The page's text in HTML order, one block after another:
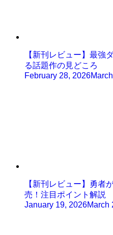
【新刊レビュー】最強
る話題作の見どころ
February 28, 2026
【新刊レビュー】勇者
売！注目ポイント解説
January 19, 2026March